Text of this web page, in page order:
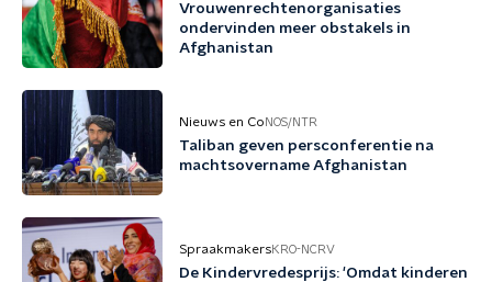
Vrouwenrechtenorganisaties
ondervinden meer obstakels in
Afghanistan
Nieuws en Co NOS/NTR
Taliban geven persconferentie na
machtsovername Afghanistan
SpraakmakersKRO-NCRV
De Kindervredesprijs: 'Omdat kinderen